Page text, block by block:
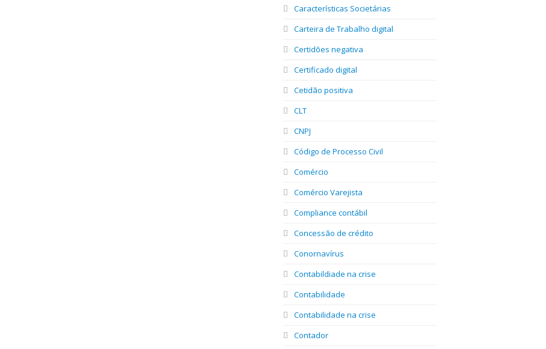
Características Societárias
Carteira de Trabalho digital
Certidões negativa
Certificado digital
Cetidão positiva
CLT
CNPJ
Código de Processo Civil
Comércio
Comércio Varejista
Compliance contábil
Concessão de crédito
Conornavírus
Contabildiade na crise
Contabilidade
Contabilidade na crise
Contador